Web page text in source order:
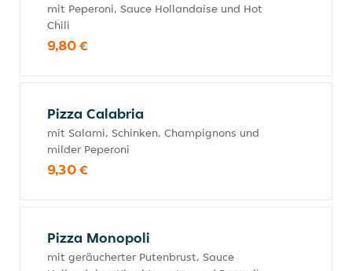
mit Peperoni, Sauce Hollandaise und Hot
Chili
9,80 €
Pizza Calabria
mit Salami, Schinken, Champignons und
milder Peperoni
9,30 €
Pizza Monopoli
mit geräucherter Putenbrust, Sauce